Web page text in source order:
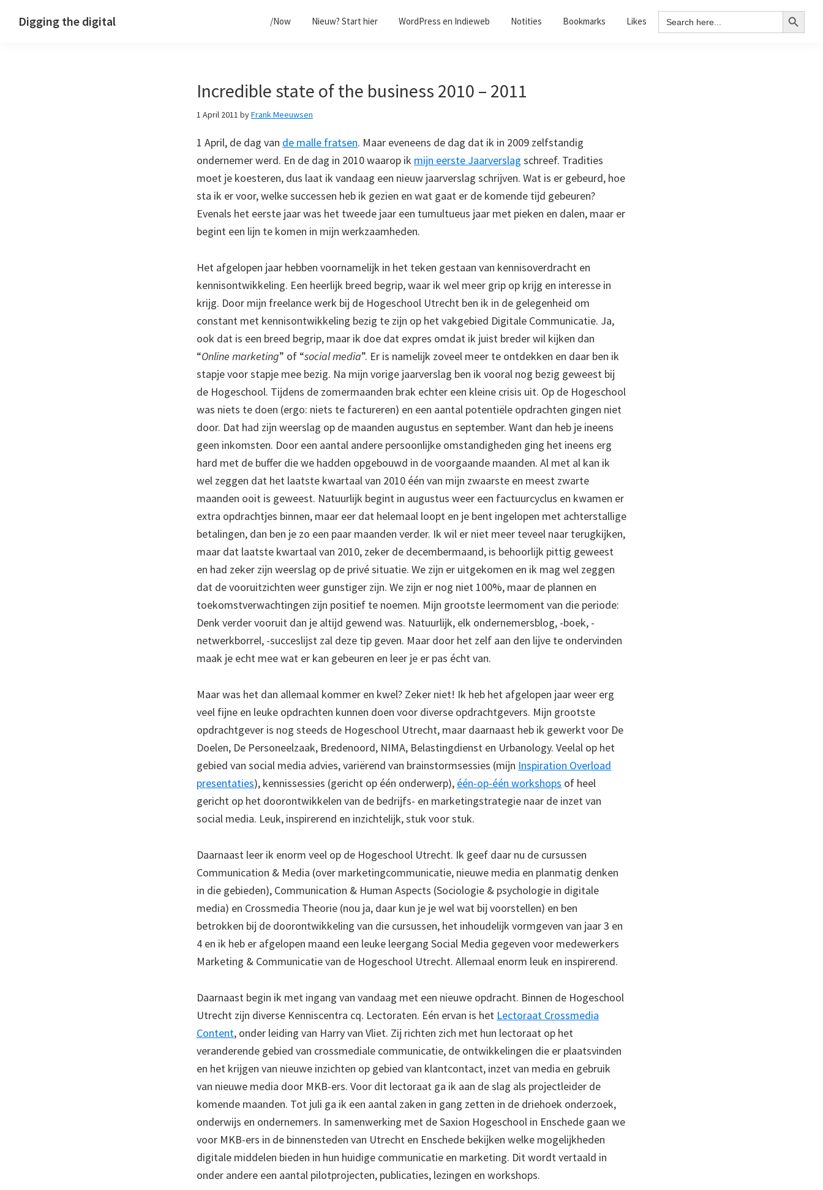
Digging the digital /Now Nieuw? Start hier WordPress en Indieweb Notities Bookmarks Likes Search
for:
Search Button
Incredible state of the business 2010 – 2011
1 April 2011 byFrank Meeuwsen
1 April, de dag van de malle fratsen. Maar eveneens de dag dat ik in 2009 zelfstandig
ondernemer werd. En de dag in 2010 waarop ik mijn eerste Jaarverslag schreef. Tradities
moet je koesteren, dus laat ik vandaag een nieuw jaarverslag schrijven. Wat is er gebeurd, hoe
sta ik er voor, welke successen heb ik gezien en wat gaat er de komende tijd gebeuren?
Evenals het eerste jaar was het tweede jaar een tumultueus jaar met pieken en dalen, maar er
begint een lijn te komen in mijn werkzaamheden.
Het afgelopen jaar hebben voornamelijk in het teken gestaan van kennisoverdracht en
kennisontwikkeling. Een heerlijk breed begrip, waar ik wel meer grip op krijg en interesse in
krijg. Door mijn freelance werk bij de Hogeschool Utrecht ben ik in de gelegenheid om
constant met kennisontwikkeling bezig te zijn op het vakgebied Digitale Communicatie. Ja,
ook dat is een breed begrip, maar ik doe dat expres omdat ik juist breder wil kijken dan
“Online marketing” of “social media”. Er is namelijk zoveel meer te ontdekken en daar ben ik
stapje voor stapje mee bezig. Na mijn vorige jaarverslag ben ik vooral nog bezig geweest bij
de Hogeschool. Tijdens de zomermaanden brak echter een kleine crisis uit. Op de Hogeschool
was niets te doen (ergo: niets te factureren) en een aantal potentiële opdrachten gingen niet
door. Dat had zijn weerslag op de maanden augustus en september. Want dan heb je ineens
geen inkomsten. Door een aantal andere persoonlijke omstandigheden ging het ineens erg
hard met de buffer die we hadden opgebouwd in de voorgaande maanden. Al met al kan ik
wel zeggen dat het laatste kwartaal van 2010 één van mijn zwaarste en meest zwarte
maanden ooit is geweest. Natuurlijk begint in augustus weer een factuurcyclus en kwamen er
extra opdrachtjes binnen, maar eer dat helemaal loopt en je bent ingelopen met achterstallige
betalingen, dan ben je zo een paar maanden verder. Ik wil er niet meer teveel naar terugkijken,
maar dat laatste kwartaal van 2010, zeker de decembermaand, is behoorlijk pittig geweest
en had zeker zijn weerslag op de privé situatie. We zijn er uitgekomen en ik mag wel zeggen
dat de vooruitzichten weer gunstiger zijn. We zijn er nog niet 100%, maar de plannen en
toekomstverwachtingen zijn positief te noemen. Mijn grootste leermoment van die periode:
Denk verder vooruit dan je altijd gewend was. Natuurlijk, elk ondernemersblog, -boek, -
netwerkborrel, -succeslijst zal deze tip geven. Maar door het zelf aan den lijve te ondervinden
maak je echt mee wat er kan gebeuren en leer je er pas écht van.
Maar was het dan allemaal kommer en kwel? Zeker niet! Ik heb het afgelopen jaar weer erg
veel fijne en leuke opdrachten kunnen doen voor diverse opdrachtgevers. Mijn grootste
opdrachtgever is nog steeds de Hogeschool Utrecht, maar daarnaast heb ik gewerkt voor De
Doelen, De Personeelzaak, Bredenoord, NIMA, Belastingdienst en Urbanology. Veelal op het
gebied van social media advies, variërend van brainstormsessies (mijn Inspiration Overload
presentaties), kennissessies (gericht op één onderwerp), één-op-één workshops of heel
gericht op het doorontwikkelen van de bedrijfs- en marketingstrategie naar de inzet van
social media. Leuk, inspirerend en inzichtelijk, stuk voor stuk.
Daarnaast leer ik enorm veel op de Hogeschool Utrecht. Ik geef daar nu de cursussen
Communication & Media (over marketingcommunicatie, nieuwe media en planmatig denken
in die gebieden), Communication & Human Aspects (Sociologie & psychologie in digitale
media) en Crossmedia Theorie (nou ja, daar kun je je wel wat bij voorstellen) en ben
betrokken bij de doorontwikkeling van die cursussen, het inhoudelijk vormgeven van jaar 3 en
4 en ik heb er afgelopen maand een leuke leergang Social Media gegeven voor medewerkers
Marketing & Communicatie van de Hogeschool Utrecht. Allemaal enorm leuk en inspirerend.
Daarnaast begin ik met ingang van vandaag met een nieuwe opdracht. Binnen de Hogeschool
Utrecht zijn diverse Kenniscentra cq. Lectoraten. Eén ervan is het Lectoraat Crossmedia
Content, onder leiding van Harry van Vliet. Zij richten zich met hun lectoraat op het
veranderende gebied van crossmediale communicatie, de ontwikkelingen die er plaatsvinden
en het krijgen van nieuwe inzichten op gebied van klantcontact, inzet van media en gebruik
van nieuwe media door MKB-ers. Voor dit lectoraat ga ik aan de slag als projectleider de
komende maanden. Tot juli ga ik een aantal zaken in gang zetten in de driehoek onderzoek,
onderwijs en ondernemers. In samenwerking met de Saxion Hogeschool in Enschede gaan we
voor MKB-ers in de binnensteden van Utrecht en Enschede bekijken welke mogelijkheden
digitale middelen bieden in hun huidige communicatie en marketing. Dit wordt vertaald in
onder andere een aantal pilotprojecten, publicaties, lezingen en workshops.